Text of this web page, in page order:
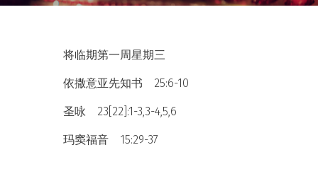
将临期第一周星期三
依撒意亚先知书 25:6-10
圣咏 23[22]:1-3,3-4,5,6
玛窦福音 15:29-37